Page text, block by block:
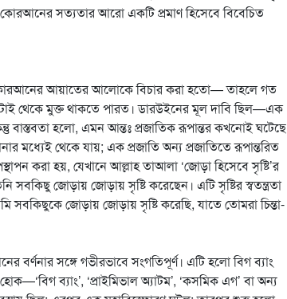
সত্যতার আরো একটি প্রমাণ হিসেবে বিবেচিত
কোরআনের আয়াতের আলোকে বিচার করা হতো— তাহলে গত
থেকে মুক্ত থাকতে পারত। ডারউইনের মূল দাবি ছিল—এক
বাস্তবতা হলো, এমন আন্তঃ প্রজাতিক রূপান্তর কখনোই ঘটেছে
মধ্যেই থেকে যায়; এক প্রজাতি অন্য প্রজাতিতে রূপান্তরিত
করা হয়, যেখানে আল্লাহ তাআলা ‘জোড়া হিসেবে সৃষ্টি’র
সবকিছু জোড়ায় জোড়ায় সৃষ্টি করেছেন। এটি সৃষ্টির স্বতন্ত্রতা
সবকিছুকে জোড়ায় জোড়ায় সৃষ্টি করেছি, যাতে তোমরা চিন্তা-
বর্ণনার সঙ্গে গভীরভাবে সংগতিপূর্ণ। এটি হলো বিগ ব্যাং
ব্যাং’, ‘প্রাইমিভাল অ্যাটম’, ‘কসমিক এগ’ বা অন্য